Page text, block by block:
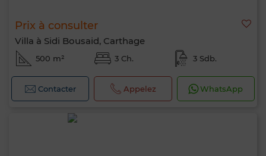
Prix à consulter
Villa à Sidi Bousaid, Carthage
500 m² 3 Ch. 3 Sdb.
Contacter Appelez WhatsApp